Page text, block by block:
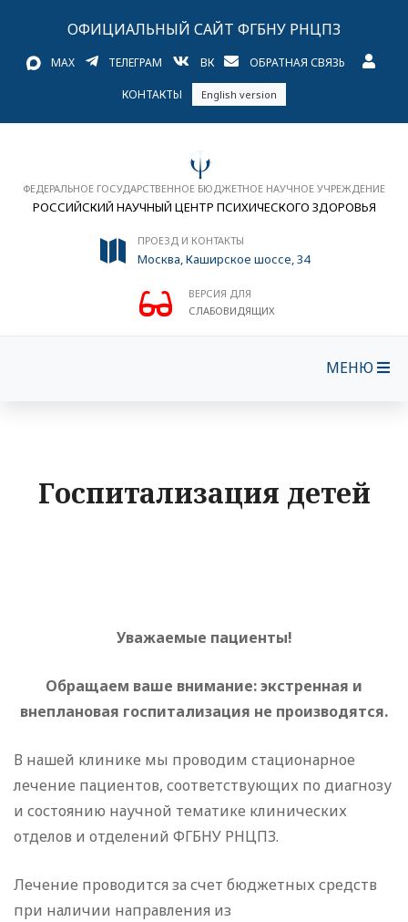
ОФИЦИАЛЬНЫЙ САЙТ ФГБНУ РНЦПЗ
MAX ТЕЛЕГРАМ ВК ОБРАТНАЯ СВЯЗЬ
КОНТАКТЫ English version
ФЕДЕРАЛЬНОЕ ГОСУДАРСТВЕННОЕ БЮДЖЕТНОЕ НАУЧНОЕ УЧРЕЖДЕНИЕ
РОССИЙСКИЙ НАУЧНЫЙ ЦЕНТР ПСИХИЧЕСКОГО ЗДОРОВЬЯ
ПРОЕЗД И КОНТАКТЫ
Москва, Каширское шоссе, 34
ВЕРСИЯ ДЛЯ
СЛАБОВИДЯЩИХ
МЕНЮ
Госпитализация детей
Уважаемые пациенты!
Обращаем ваше внимание: экстренная и
внеплановая госпитализация не производятся.
В нашей клинике мы проводим стационарное
лечение пациентов, соответствующих по диагнозу
и состоянию научной тематике клинических
отделов и отделений ФГБНУ РНЦПЗ.
Лечение проводится за счет бюджетных средств
при наличии направления из